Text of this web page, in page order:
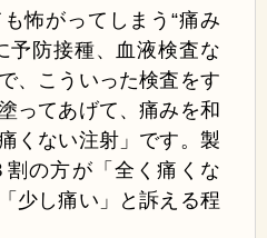
怖がってしまう“痛み
予防接種、 血液検査な
、こういった検査をす
ってあげて、痛みを和
くない注射」 です。製
割の方が 「全く痛くな
少し痛い」
と訴える程